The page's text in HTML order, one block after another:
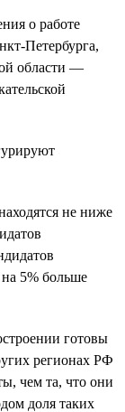
о работе
Петербурга,
области —
не ниже
5% больше
готовы
регионах РФ
чем та, что они
доля таких